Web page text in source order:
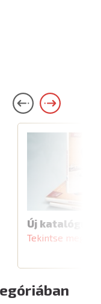
Új katalógus
Tekintse meg a